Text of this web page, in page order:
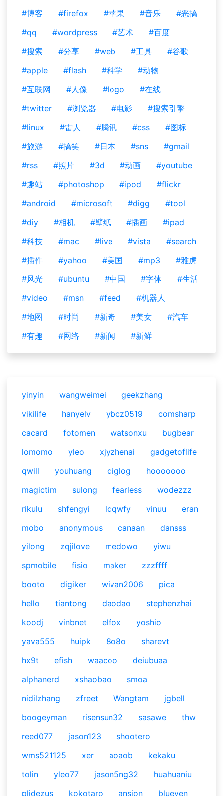
#博客
#firefox #苹果 #音乐
#恶搞
#qq
#wordpress #艺术
#百度
#搜索
#分享 #web #工具
#谷歌
#apple
#flash #科学
#动物
#互联网
#人像 #logo
#在线
#twitter
#浏览器 #电影
#搜索引擎
#linux
#雷人 #腾讯 #css
#图标
#旅游
#搞笑 #日本 #sns
#gmail
#rss
#照片 #3d #动画
#youtube
#趣站
#photoshop #ipod
#flickr
#android
#microsoft #digg
#tool
#diy
#相机 #壁纸 #插画
#ipad
#科技
#mac #live #vista
#search
#插件
#yahoo #美国 #mp3
#雅虎
#风光
#ubuntu #中国 #字体
#生活
#video
#msn #feed
#机器人
#地图
#时尚 #新奇 #美女
#汽车
#有趣
#网络 #新闻 #新鲜
yinyin wangweimei
geekzhang
vikilife
hanyelv ybcz0519
comsharp
cacard
fotomen watsonxu
bugbear
lomomo
yleo xjyzhenai
gadgetoflife
qwill
youhuang diglog
hooooooo
magictim
sulong fearless
wodezzz
rikulu
shfengyi lqqwfy vinuu
eran
mobo
anonymous canaan
dansss
yilong
zqjilove medowo
yiwu
spmobile
fisio maker
zzzffff
booto
digiker wivan2006
pica
hello
tiantong daodao
stephenzhai
koodj
vinbnet elfox
yoshio
yava555
huipk 8o8o
sharevt
hx9t
efish waacoo
deiubuaa
alphanerd
xshaobao
smoa
nidilzhang
zfreet Wangtam
jgbell
boogeyman
risensun32 sasawe
thw
reed077
jason123
shootero
wms521125
xer aoaob
kekaku
tolin
yleo77 jason5ng32
huahuaniu
plidezus
kokotaro ansion blueven